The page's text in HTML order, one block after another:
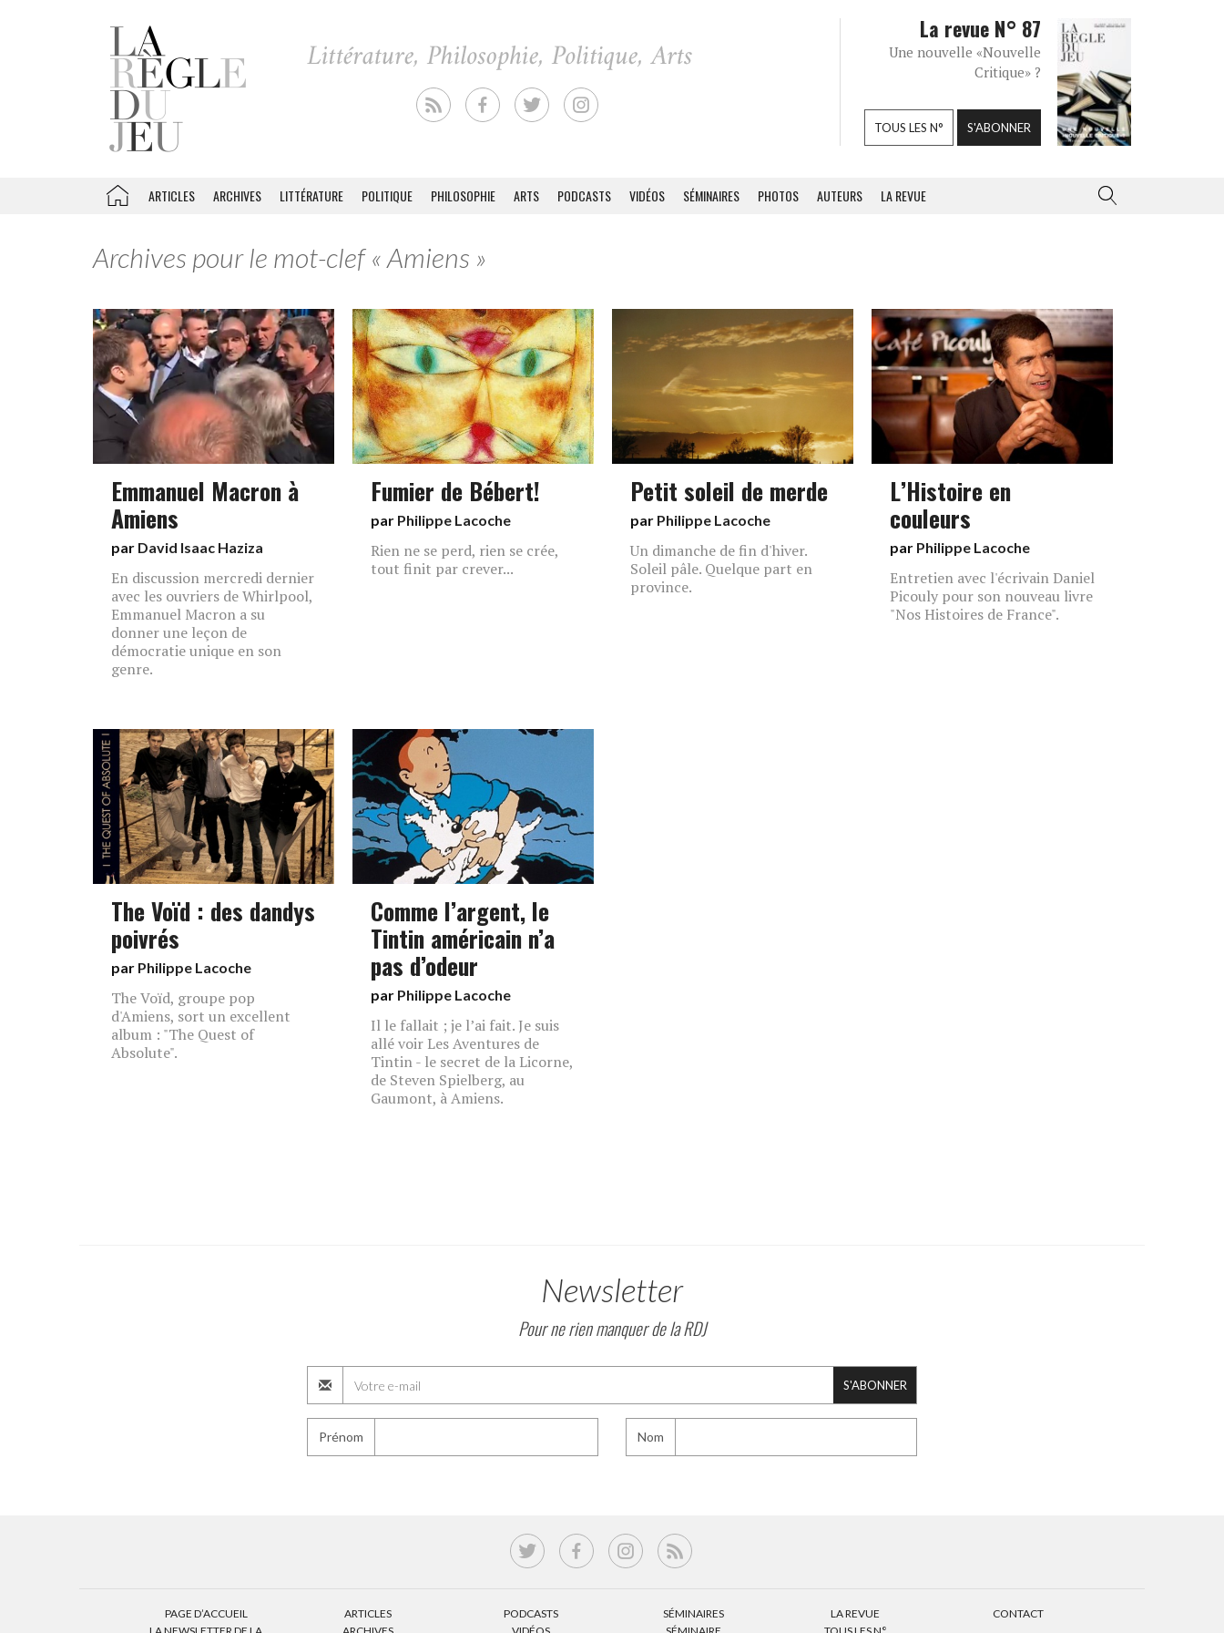
La revue N° 87
Une nouvelle «Nouvelle
Critique» ?
TOUS LES N° S'ABONNER
ARTICLES ARCHIVES LITTÉRATURE POLITIQUE PHILOSOPHIE ARTS PODCASTS VIDÉOS SÉMINAIRES PHOTOS AUTEURS LA REVUE
Archives pour le mot-clef « Amiens »
Emmanuel Macron à
Amiens
par David Isaac Haziza
En discussion mercredi dernier
avec les ouvriers de Whirlpool,
Emmanuel Macron a su
donner une leçon de
démocratie unique en son
genre.
Fumier de Bébert!
par Philippe Lacoche
Rien ne se perd, rien se crée,
tout finit par crever...
Petit soleil de merde
par Philippe Lacoche
Un dimanche de fin d'hiver.
Soleil pâle. Quelque part en
province.
L’Histoire en
couleurs
par Philippe Lacoche
Entretien avec l'écrivain Daniel
Picouly pour son nouveau livre
"Nos Histoires de France".
The Voïd : des dandys
poivrés
par Philippe Lacoche
The Voïd, groupe pop
d'Amiens, sort un excellent
album : "The Quest of
Absolute".
Comme l’argent, le
Tintin américain n’a
pas d’odeur
par Philippe Lacoche
Il le fallait ; je l’ai fait. Je suis
allé voir Les Aventures de
Tintin - le secret de la Licorne,
de Steven Spielberg, au
Gaumont, à Amiens.
Newsletter
Pour ne rien manquer de la RDJ
S'ABONNER
Prénom Nom
PAGE D’ACCUEIL
ARTICLES
PODCASTS
SÉMINAIRES
LA REVUE
CONTACT